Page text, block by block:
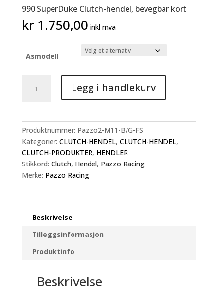
990 SuperDuke Clutch-hendel, bevegbar kort
kr1.750,00 inkl mva
Asmodell
SuperDuke
bevegbar
antall
Legg i handlekurv
Produktnummer: Pazzo2-M11-B/G-FS
Kategorier: CLUTCH-HENDEL, CLUTCH-HENDEL,
CLUTCH-PRODUKTER, HENDLER
Stikkord: Clutch, Hendel, Pazzo Racing
Merke: Pazzo Racing
Beskrivelse
Tilleggsinformasjon
Produktinfo
Beskrivelse